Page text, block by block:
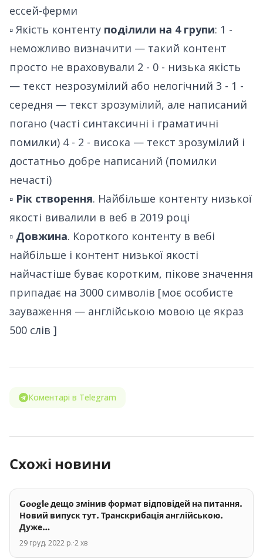
ессей-ферми
▫️ Якість контенту поділили на 4 групи: 1 -
неможливо визначити — такий контент
просто не враховували 2 - 0 - низька якість
— текст незрозумілий або нелогічний 3 - 1 -
середня — текст зрозумілий, але написаний
погано (часті синтаксичні і граматичні
помилки) 4 - 2 - висока — текст зрозумілий і
достатньо добре написаний (помилки
нечасті)
▫️ Рік створення. Найбільше контенту низької
якості вивалили в веб в 2019 році
▫️ Довжина. Короткого контенту в вебі
найбільше і контент низької якості
найчастіше буває коротким, пікове значення
припадає на 3000 символів [моє особисте
зауваження — англійською мовою це якраз
500 слів ]
Коментарі в Telegram
Схожі новини
Google дещо змінив формат відповідей на питання.
Новий випуск тут. Транскрибація англійською.
Дуже…
29 груд. 2022 р.·2хв